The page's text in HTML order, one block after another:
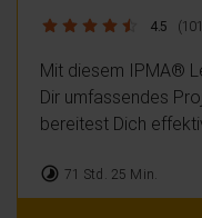
4.5 / 5 4.5
Mit diesem IPMA®
Dir umfassendes
bereitest Dich
timelapse 71 Std. 25 Min.